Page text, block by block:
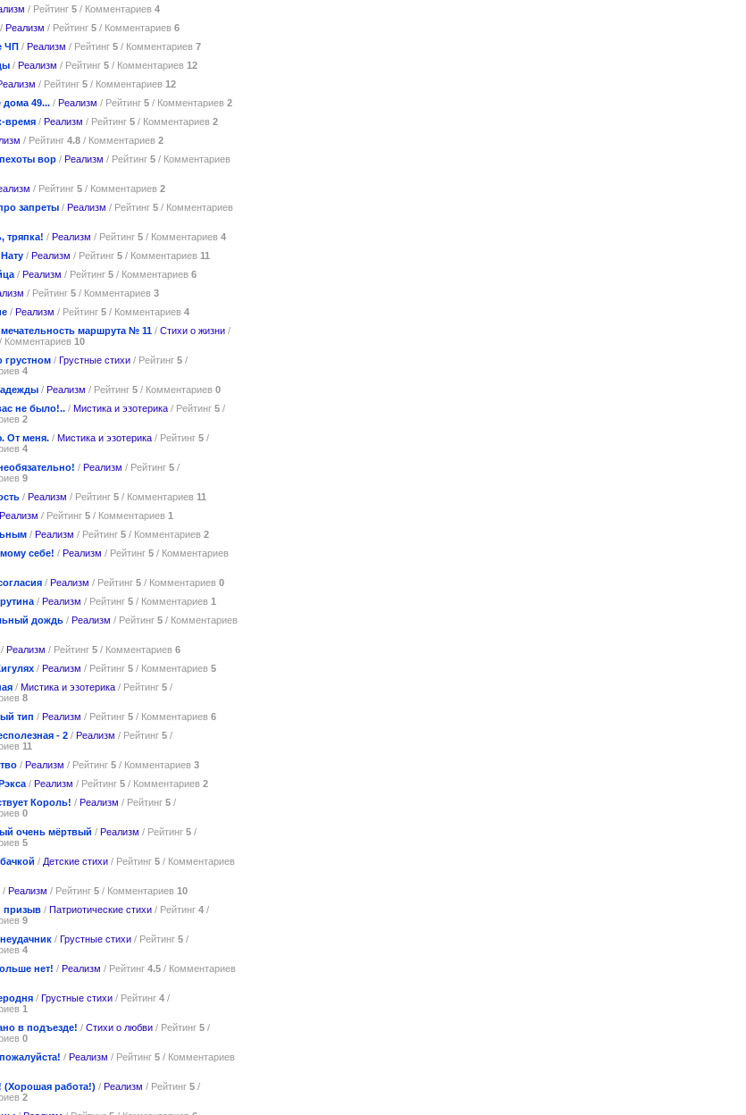
/ Рейтинг 5 / Комментариев 4
/ Реализм / Рейтинг 5 / Комментариев 6
ЧП / Реализм / Рейтинг 5 / Комментариев 7
/ Реализм / Рейтинг 5 / Комментариев 12
/ Рейтинг 5 / Комментариев 12
49... / Реализм / Рейтинг 5 / Комментариев 2
время / Реализм / Рейтинг 5 / Комментариев 2
/ Рейтинг 4.8 / Комментариев 2
вор / Реализм / Рейтинг 5 / Комментариев
/ Рейтинг 5 / Комментариев 2
запреты / Реализм / Рейтинг 5 / Комментариев
тряпка! / Реализм / Рейтинг 5 / Комментариев 4
/ Реализм / Рейтинг 5 / Комментариев 11
/ Реализм / Рейтинг 5 / Комментариев 6
/ Рейтинг 5 / Комментариев 3
/ Реализм / Рейтинг 5 / Комментариев 4
маршрута № 11 / Стихи о жизни /
/ Комментариев 10
грустном / Грустные стихи / Рейтинг 5 /
4
/ Реализм / Рейтинг 5 / Комментариев 0
не было!.. / Мистика и эзотерика / Рейтинг 5 /
2
От меня. / Мистика и эзотерика / Рейтинг 5 /
4
/ Реализм / Рейтинг 5 /
9
/ Реализм / Рейтинг 5 / Комментариев 11
Реализм / Рейтинг 5 / Комментариев 1
/ Реализм / Рейтинг 5 / Комментариев 2
себе! / Реализм / Рейтинг 5 / Комментариев
/ Реализм / Рейтинг 5 / Комментариев 0
/ Реализм / Рейтинг 5 / Комментариев 1
дождь / Реализм / Рейтинг 5 / Комментариев
/ Реализм / Рейтинг 5 / Комментариев 6
/ Реализм / Рейтинг 5 / Комментариев 5
/ Мистика и эзотерика / Рейтинг 5 /
8
тип / Реализм / Рейтинг 5 / Комментариев 6
- 2 / Реализм / Рейтинг 5 /
11
/ Реализм / Рейтинг 5 / Комментариев 3
/ Реализм / Рейтинг 5 / Комментариев 2
Король! / Реализм / Рейтинг 5 /
0
очень мёртвый / Реализм / Рейтинг 5 /
5
/ Детские стихи / Рейтинг 5 / Комментариев
/ Реализм / Рейтинг 5 / Комментариев 10
призыв / Патриотические стихи / Рейтинг 4 /
9
/ Грустные стихи / Рейтинг 5 /
4
нет! / Реализм / Рейтинг 4.5 / Комментариев
/ Грустные стихи / Рейтинг 4 /
1
в подъезде! / Стихи о любви / Рейтинг 5 /
0
/ Реализм / Рейтинг 5 / Комментариев
(Хорошая работа!) / Реализм / Рейтинг 5 /
2